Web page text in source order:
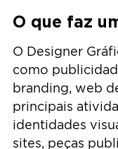
O que faz
O Designer
como
branding, web
principais
identidades
sites, peças